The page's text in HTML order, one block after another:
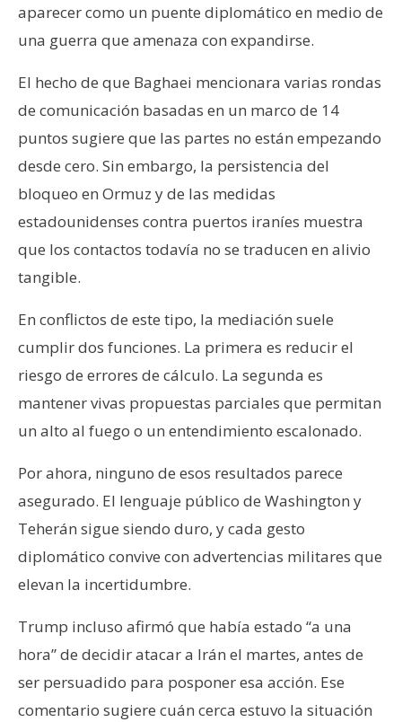
aparecer como un puente diplomático en medio de
una guerra que amenaza con expandirse.
El hecho de que Baghaei mencionara varias rondas
de comunicación basadas en un marco de 14
puntos sugiere que las partes no están empezando
desde cero. Sin embargo, la persistencia del
bloqueo en Ormuz y de las medidas
estadounidenses contra puertos iraníes muestra
que los contactos todavía no se traducen en alivio
tangible.
En conflictos de este tipo, la mediación suele
cumplir dos funciones. La primera es reducir el
riesgo de errores de cálculo. La segunda es
mantener vivas propuestas parciales que permitan
un alto al fuego o un entendimiento escalonado.
Por ahora, ninguno de esos resultados parece
asegurado. El lenguaje público de Washington y
Teherán sigue siendo duro, y cada gesto
diplomático convive con advertencias militares que
elevan la incertidumbre.
Trump incluso afirmó que había estado “a una
hora” de decidir atacar a Irán el martes, antes de
ser persuadido para posponer esa acción. Ese
comentario sugiere cuán cerca estuvo la situación